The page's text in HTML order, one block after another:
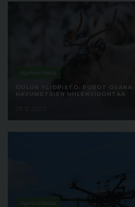
Ajankohtaista
OULUN YLIOPISTO: POROT OSANA
HAVUMETSIEN HIILENSIDONTAA
29.12.2023
Ajankohtaista